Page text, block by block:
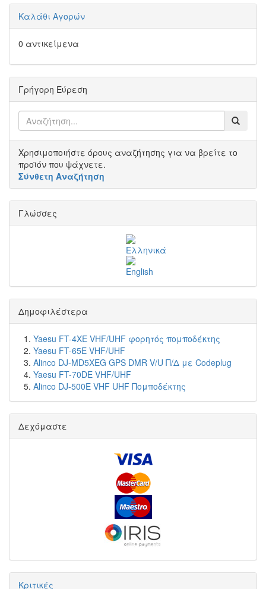
Καλάθι Αγορών
0 αντικείμενα
Γρήγορη Εύρεση
Χρησιμοποιήστε όρους αναζήτησης για να βρείτε το
προϊόν που ψάχνετε.
Σύνθετη Αναζήτηση
Γλώσσες
Δημοφιλέστερα
Yaesu FT-4XE VHF/UHF φορητός πομποδέκτης
Yaesu FT-65E VHF/UHF
Alinco DJ-MD5XEG GPS DMR V/U Π/Δ με Codeplug
Yaesu FT-70DE VHF/UHF
Alinco DJ-500E VHF UHF Πομποδέκτης
Δεχόμαστε
Κριτικές